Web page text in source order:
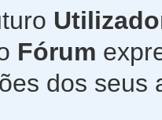
Fórum
dos seus